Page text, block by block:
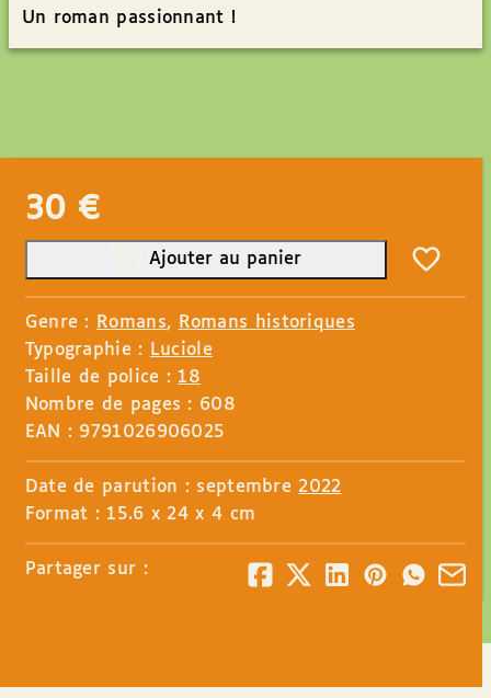
Un roman passionnant !
30 €
Ajouter au panier
Genre : Romans, Romans historiques
Typographie : Luciole
Taille de police : 18
Nombre de pages : 608
EAN : 9791026906025
Date de parution : septembre 2022
Format : 15.6 x 24 x 4 cm
Partager sur :